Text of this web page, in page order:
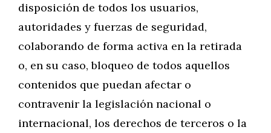
disposición de todos los usuarios,
autoridades y fuerzas de seguridad,
colaborando de forma activa en la retirada
o, en su caso, bloqueo de todos aquellos
contenidos que puedan afectar o
contravenir la legislación nacional o
internacional, los derechos de terceros o la